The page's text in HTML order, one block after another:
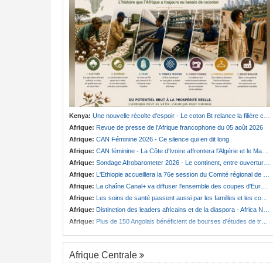
Kenya: Une nouvelle récolte d'espoir - Le coton Bt relance la filière cotonnière à Lamu
Afrique: Revue de presse de l'Afrique francophone du 05 août 2026
Afrique: CAN Féminine 2026 - Ce silence qui en dit long
Afrique: CAN féminine - La Côte d'Ivoire affrontera l'Algérie et le Maroc fera face à l'Afrique du Sud en quarts
Afrique: Sondage Afrobarometer 2026 - Le continent, entre ouverture commerciale et défiance migratoire
Afrique: L'Éthiopie accueillera la 76e session du Comité régional de l'OMS pour le continent
Afrique: La chaîne Canal+ va diffuser l'ensemble des coupes d'Europe de football sur le continent
Afrique: Les soins de santé passent aussi par les familles et les communautés
Afrique: Distinction des leaders africains et de la diaspora - Africa Next Awards veut célébrer l'excellence africaine à Paris
Afrique: Plus de 150 Angolais bénéficient de bourses d'études de troisième cycle au Royaume-Uni
Afrique Centrale